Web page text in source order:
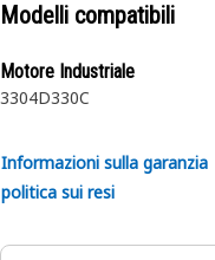
Modelli compatibili
Motore Industriale
3304D330C
Informazioni sulla garanzia
politica sui resi